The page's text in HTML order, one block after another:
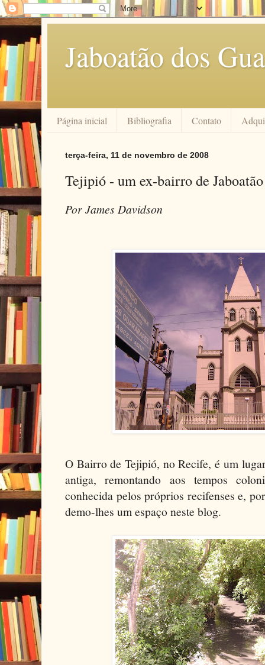
Jaboatão dos
Página inicial Bibliografia Contato
terça-feira, 11 de novembro de 2008
Tejipió - um ex-bairro de Jaboatão
Por James Davidson
O Bairro de Tejipió, no Recife, é um
antiga, remontando aos tempos
conhecida pelos próprios recifenses e,
demo-lhes um espaço neste blog.